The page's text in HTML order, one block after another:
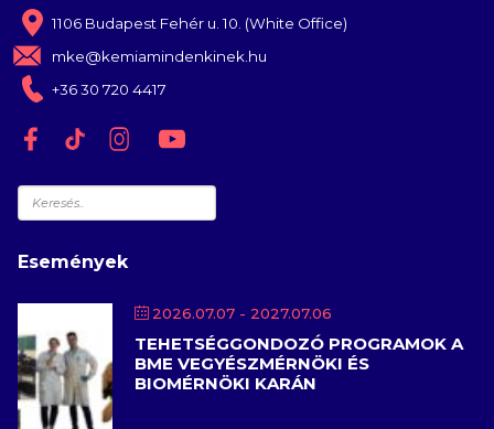
1106 Budapest Fehér u. 10. (White Office)
mke@kemiamindenkinek.hu
+36 30 720 4417
Keresés
Események
2026.07.07 - 2027.07.06
TEHETSÉGGONDOZÓ PROGRAMOK A
BME VEGYÉSZMÉRNÖKI ÉS
BIOMÉRNÖKI KARÁN